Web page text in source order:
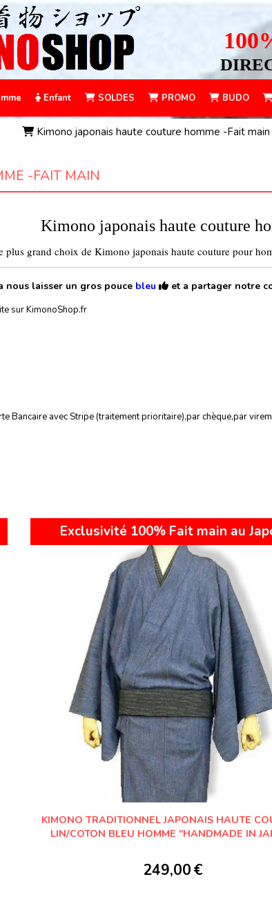
Enfant SOLDES PROMO BUDO
Kimono japonais haute couture homme -Fait main
-FAIT MAIN
Kimono japonais haute couture
plus grand choix de Kimono japonais haute couture pour
nous laisser un gros pouce bleu  et a partager notre
sur KimonoShop.fr
Bancaire avec Stripe (traitement prioritaire),par chèque,par
Exclusivité 100% Fait main au
KIMONO TRADITIONNEL JAPONAIS HAUTE
LIN/COTON BLEU HOMME "HANDMADE IN
249,00€